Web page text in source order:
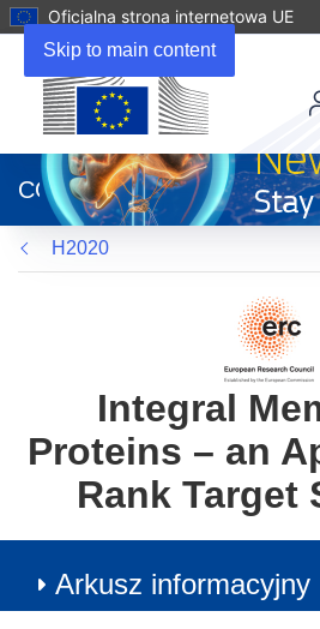
Skip to main content
Oficjalna strona internetowa UE
otworzy
się
w
nowym
oknie)
CORDIS
H2020
Integral
Proteins – an
Rank Target
Arkusz informacyjny